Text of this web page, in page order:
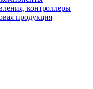
контроллеры
продукция